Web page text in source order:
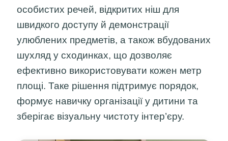
особистих речей, відкритих ніш для
швидкого доступу й демонстрації
улюблених предметів, а також вбудованих
шухляд у сходинках, що дозволяє
ефективно використовувати кожен метр
площі. Таке рішення підтримує порядок,
формує навичку організації у дитини та
зберігає візуальну чистоту інтер’єру.